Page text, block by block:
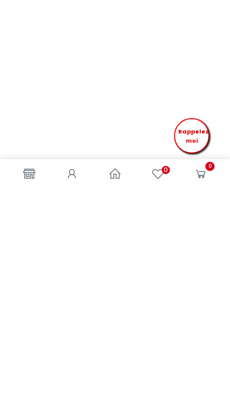
0 0
Rappelez
moi